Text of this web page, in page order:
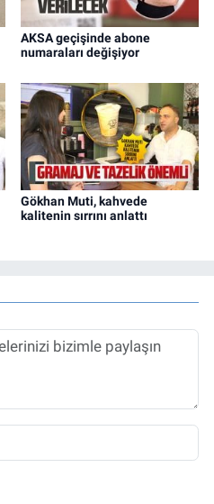
AKSA geçişinde abone
numaraları değişiyor
Gökhan Muti, kahvede
kalitenin sırrını anlattı